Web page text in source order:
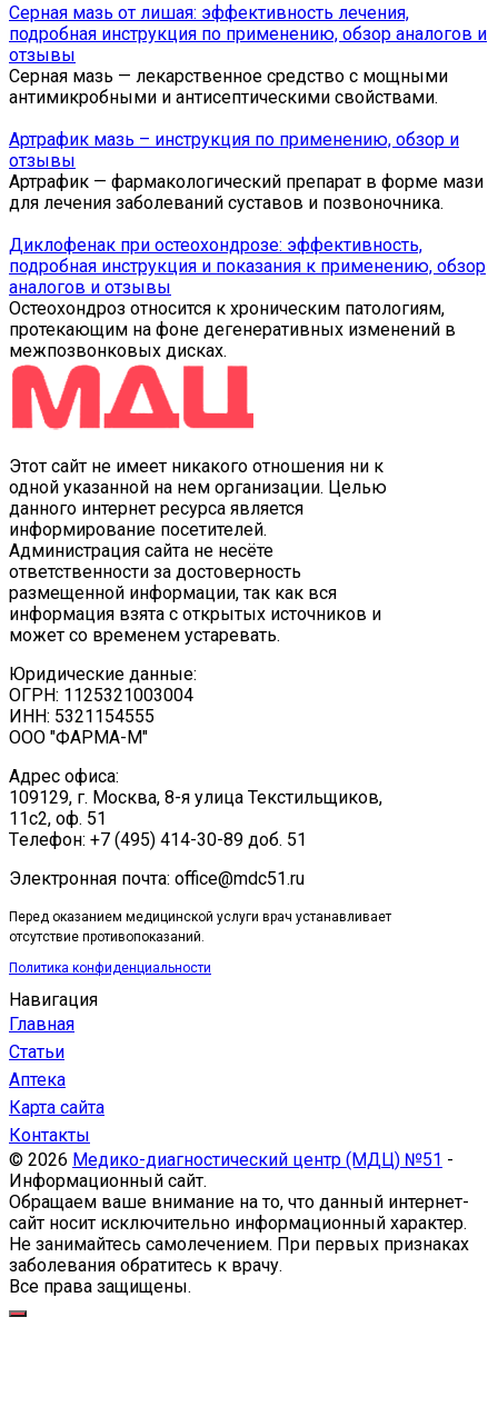
Серная мазь от лишая: эффективность лечения,
подробная инструкция по применению, обзор аналогов и
отзывы
Серная мазь — лекарственное средство с мощными
антимикробными и антисептическими свойствами.
Артрафик мазь – инструкция по применению, обзор и
отзывы
Артрафик — фармакологический препарат в форме мази
для лечения заболеваний суставов и позвоночника.
Диклофенак при остеохондрозе: эффективность,
подробная инструкция и показания к применению, обзор
аналогов и отзывы
Остеохондроз относится к хроническим патологиям,
протекающим на фоне дегенеративных изменений в
межпозвонковых дисках.
Этот сайт не имеет никакого отношения ни к
одной указанной на нем организации. Целью
данного интернет ресурса является
информирование посетителей.
Администрация сайта не несёте
ответственности за достоверность
размещенной информации, так как вся
информация взята с открытых источников и
может со временем устаревать.
Юридические данные:
ОГРН: 1125321003004
ИНН: 5321154555
ООО "ФАРМА-М"
Адрес офиса:
109129, г. Москва, ​8-я улица Текстильщиков,
11с2, оф. 51
Tелефон: +7 (495) 414-30-89 доб. 51
Электронная почта: office@mdc51.ru
Перед оказанием медицинской услуги врач устанавливает
отсутствие противопоказаний.
Политика конфиденциальности
Навигация
Главная
Статьи
Аптека
Карта сайта
Контакты
© 2026 Медико-диагностический центр (МДЦ) №51 -
Информационный сайт.
Обращаем ваше внимание на то, что данный интернет-
сайт носит исключительно информационный характер.
Не занимайтесь самолечением. При первых признаках
заболевания обратитесь к врачу.
Все права защищены.